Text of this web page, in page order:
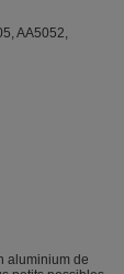
AA5052,
aluminium de